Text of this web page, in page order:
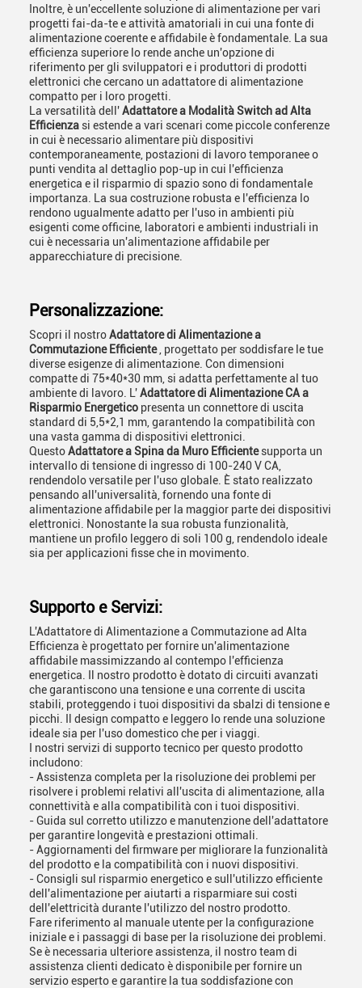
Inoltre, è un'eccellente soluzione di alimentazione per vari
progetti fai-da-te e attività amatoriali in cui una fonte di
alimentazione coerente e affidabile è fondamentale. La sua
efficienza superiore lo rende anche un'opzione di
riferimento per gli sviluppatori e i produttori di prodotti
elettronici che cercano un adattatore di alimentazione
compatto per i loro progetti.
La versatilità dell'Adattatore a Modalità Switch ad Alta
Efficienza si estende a vari scenari come piccole conferenze
in cui è necessario alimentare più dispositivi
contemporaneamente, postazioni di lavoro temporanee o
punti vendita al dettaglio pop-up in cui l'efficienza
energetica e il risparmio di spazio sono di fondamentale
importanza. La sua costruzione robusta e l'efficienza lo
rendono ugualmente adatto per l'uso in ambienti più
esigenti come officine, laboratori e ambienti industriali in
cui è necessaria un'alimentazione affidabile per
apparecchiature di precisione.
Personalizzazione:
Scopri il nostroAdattatore di Alimentazione a
Commutazione Efficiente , progettato per soddisfare le tue
diverse esigenze di alimentazione. Con dimensioni
compatte di 75*40*30 mm, si adatta perfettamente al tuo
ambiente di lavoro. L'Adattatore di Alimentazione CA a
Risparmio Energetico presenta un connettore di uscita
standard di 5,5*2,1 mm, garantendo la compatibilità con
una vasta gamma di dispositivi elettronici.
QuestoAdattatore a Spina da Muro Efficientesupporta un
intervallo di tensione di ingresso di 100-240 V CA,
rendendolo versatile per l'uso globale. È stato realizzato
pensando all'universalità, fornendo una fonte di
alimentazione affidabile per la maggior parte dei dispositivi
elettronici. Nonostante la sua robusta funzionalità,
mantiene un profilo leggero di soli 100 g, rendendolo ideale
sia per applicazioni fisse che in movimento.
Supporto e Servizi:
L'Adattatore di Alimentazione a Commutazione ad Alta
Efficienza è progettato per fornire un'alimentazione
affidabile massimizzando al contempo l'efficienza
energetica. Il nostro prodotto è dotato di circuiti avanzati
che garantiscono una tensione e una corrente di uscita
stabili, proteggendo i tuoi dispositivi da sbalzi di tensione e
picchi. Il design compatto e leggero lo rende una soluzione
ideale sia per l'uso domestico che per i viaggi.
I nostri servizi di supporto tecnico per questo prodotto
includono:
- Assistenza completa per la risoluzione dei problemi per
risolvere i problemi relativi all'uscita di alimentazione, alla
connettività e alla compatibilità con i tuoi dispositivi.
- Guida sul corretto utilizzo e manutenzione dell'adattatore
per garantire longevità e prestazioni ottimali.
- Aggiornamenti del firmware per migliorare la funzionalità
del prodotto e la compatibilità con i nuovi dispositivi.
- Consigli sul risparmio energetico e sull'utilizzo efficiente
dell'alimentazione per aiutarti a risparmiare sui costi
dell'elettricità durante l'utilizzo del nostro prodotto.
Fare riferimento al manuale utente per la configurazione
iniziale e i passaggi di base per la risoluzione dei problemi.
Se è necessaria ulteriore assistenza, il nostro team di
assistenza clienti dedicato è disponibile per fornire un
servizio esperto e garantire la tua soddisfazione con